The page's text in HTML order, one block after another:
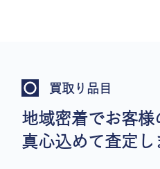
買取り品目
地域密着でお客様
真心込めて査定し